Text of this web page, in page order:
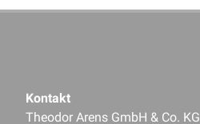
Kontakt
Theodor Arens GmbH & Co. KG